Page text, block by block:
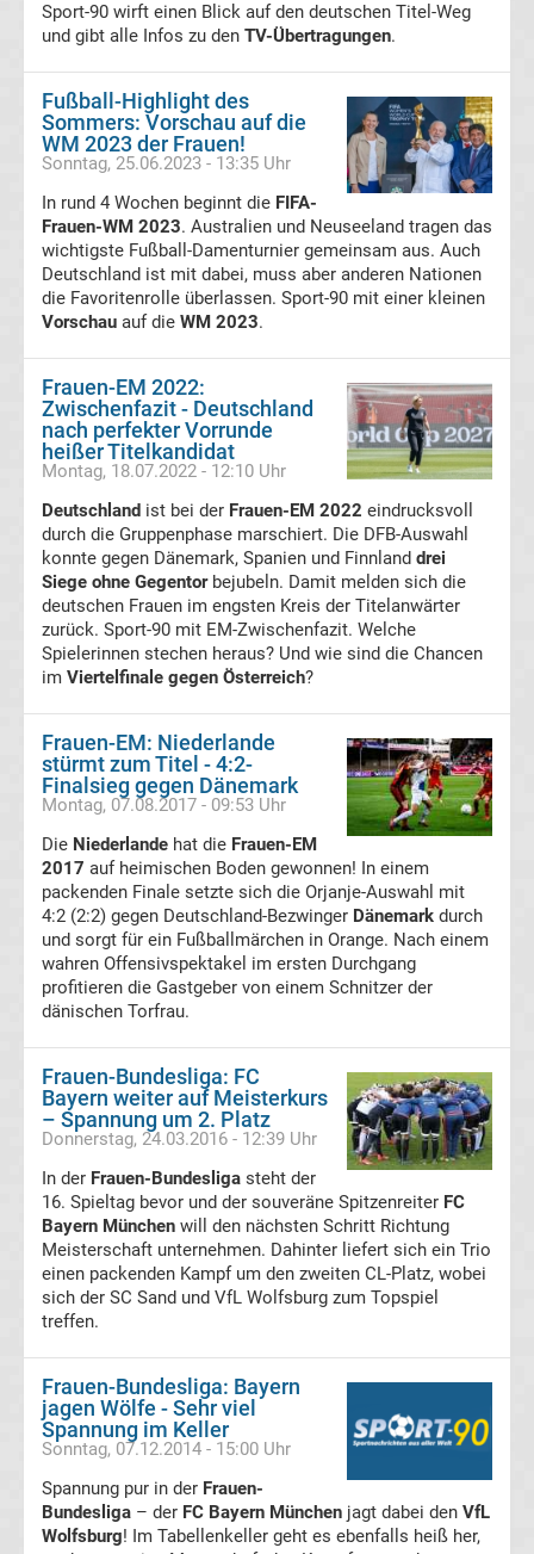
Liga
Serie
A
Türk.
Süper
Internat.
Fußball
UEFA
Youth
League
WM
Fußball
EM
Frauenfußball
Amateurfußball
Transferticker
-
Meldungen
vom
Trainerentlassungen
Porträts
Sport-90 wirft einen Blick auf den deutschen Titel-Weg
und gibt alle Infos zu den TV-Übertragungen.
Fußball-Highlight des
Sommers: Vorschau auf die
WM 2023 der Frauen!
Sonntag, 25.06.2023 - 13:35 Uhr
In rund 4 Wochen beginnt die FIFA-
Frauen-WM 2023. Australien und Neuseeland tragen das
wichtigste Fußball-Damenturnier gemeinsam aus. Auch
Deutschland ist mit dabei, muss aber anderen Nationen
die Favoritenrolle überlassen. Sport-90 mit einer kleinen
Vorschau auf die WM 2023.
Frauen-EM 2022:
Zwischenfazit - Deutschland
nach perfekter Vorrunde
heißer Titelkandidat
Montag, 18.07.2022 - 12:10 Uhr
Deutschland ist bei der Frauen-EM 2022 eindrucksvoll
durch die Gruppenphase marschiert. Die DFB-Auswahl
konnte gegen Dänemark, Spanien und Finnland drei
Siege ohne Gegentorbejubeln. Damit melden sich die
deutschen Frauen im engsten Kreis der Titelanwärter
zurück. Sport-90 mit EM-Zwischenfazit. Welche
Spielerinnen stechen heraus? Und wie sind die Chancen
im Viertelfinale gegen Österreich?
Frauen-EM: Niederlande
stürmt zum Titel - 4:2-
Finalsieg gegen Dänemark
Montag, 07.08.2017 - 09:53 Uhr
Die Niederlande hat die Frauen-EM
2017 auf heimischen Boden gewonnen! In einem
packenden Finale setzte sich die Orjanje-Auswahl mit
4:2 (2:2) gegen Deutschland-Bezwinger Dänemark durch
und sorgt für ein Fußballmärchen in Orange. Nach einem
wahren Offensivspektakel im ersten Durchgang
profitieren die Gastgeber von einem Schnitzer der
dänischen Torfrau.
Frauen-Bundesliga: FC
Bayern weiter auf Meisterkurs
– Spannung um 2. Platz
Donnerstag, 24.03.2016 - 12:39 Uhr
In der Frauen-Bundesliga steht der
16. Spieltag bevor und der souveräne Spitzenreiter FC
Bayern München will den nächsten Schritt Richtung
Meisterschaft unternehmen. Dahinter liefert sich ein Trio
einen packenden Kampf um den zweiten CL-Platz, wobei
sich der SC Sand und VfL Wolfsburg zum Topspiel
treffen.
Frauen-Bundesliga: Bayern
jagen Wölfe - Sehr viel
Spannung im Keller
Sonntag, 07.12.2014 - 15:00 Uhr
Spannung pur in der Frauen-
Bundesliga – der FC Bayern München jagt dabei den VfL
Wolfsburg! Im Tabellenkeller geht es ebenfalls heiß her,